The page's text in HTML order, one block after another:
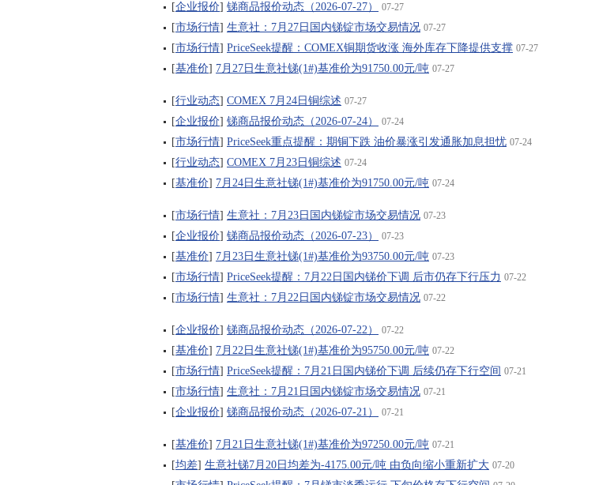
[企业报价] 锑商品报价动态（2026-07-27） 07-27
[市场行情] 生意社：7月27日国内锑锭市场交易情况 07-27
[市场行情] PriceSeek提醒：COMEX铜期货收涨 海外库存下降提供支撑 07-27
[基准价] 7月27日生意社锑(1#)基准价为91750.00元/吨 07-27
[行业动态] COMEX 7月24日铜综述 07-27
[企业报价] 锑商品报价动态（2026-07-24） 07-24
[市场行情] PriceSeek重点提醒：期铜下跌 油价暴涨引发通胀加息担忧 07-24
[行业动态] COMEX 7月23日铜综述 07-24
[基准价] 7月24日生意社锑(1#)基准价为91750.00元/吨 07-24
[市场行情] 生意社：7月23日国内锑锭市场交易情况 07-23
[企业报价] 锑商品报价动态（2026-07-23） 07-23
[基准价] 7月23日生意社锑(1#)基准价为93750.00元/吨 07-23
[市场行情] PriceSeek提醒：7月22日国内锑价下调 后市仍存下行压力 07-22
[市场行情] 生意社：7月22日国内锑锭市场交易情况 07-22
[企业报价] 锑商品报价动态（2026-07-22） 07-22
[基准价] 7月22日生意社锑(1#)基准价为95750.00元/吨 07-22
[市场行情] PriceSeek提醒：7月21日国内锑价下调 后续仍存下行空间 07-21
[市场行情] 生意社：7月21日国内锑锭市场交易情况 07-21
[企业报价] 锑商品报价动态（2026-07-21） 07-21
[基准价] 7月21日生意社锑(1#)基准价为97250.00元/吨 07-21
[均差] 生意社锑7月20日均差为-4175.00元/吨 由负向缩小重新扩大 07-20